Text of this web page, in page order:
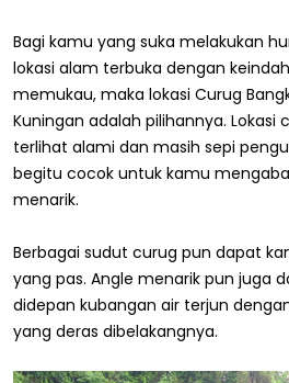
Bagi kamu yang suka melakukan
lokasi alam terbuka dengan
memukau, maka lokasi Curug
Kuningan adalah pilihannya. Lokasi
terlihat alami dan masih sepi
begitu cocok untuk kamu
menarik.
Berbagai sudut curug pun dapat
yang pas. Angle menarik pun juga
didepan kubangan air terjun
yang deras dibelakangnya.